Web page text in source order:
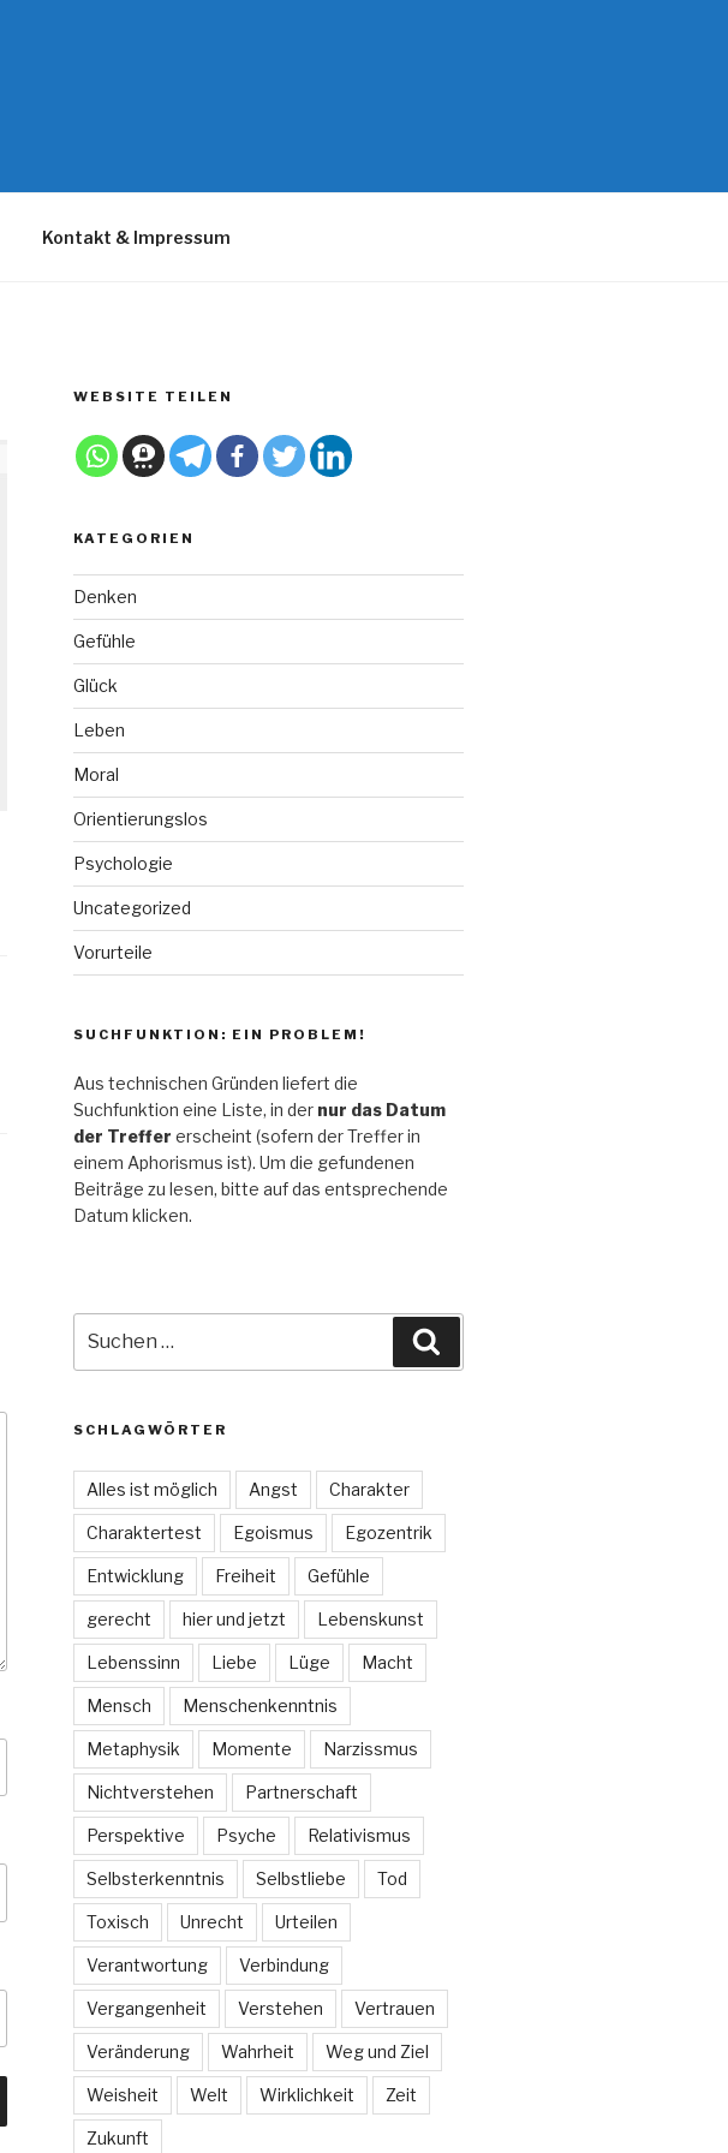
Kontakt & Impressum
WEBSITE TEILEN
KATEGORIEN
Denken
Gefühle
Glück
Leben
Moral
Orientierungslos
Psychologie
Uncategorized
Vorurteile
SUCHFUNKTION: EIN PROBLEM!
Aus technischen Gründen liefert die
Suchfunktion eine Liste, in der nur das Datum
der Treffer erscheint (sofern der Treffer in
einem Aphorismus ist). Um die gefundenen
Beiträge zu lesen, bitte auf das entsprechende
Datum klicken.
nach:
SCHLAGWÖRTER
Alles ist möglich Angst Charakter
Charaktertest Egoismus Egozentrik
Entwicklung Freiheit Gefühle
gerecht hier und jetzt Lebenskunst
Lebenssinn Liebe Lüge Macht
Mensch Menschenkenntnis
Metaphysik Momente Narzissmus
Nichtverstehen Partnerschaft
Perspektive Psyche Relativismus
Selbsterkenntnis Selbstliebe Tod
Toxisch Unrecht Urteilen
Verantwortung Verbindung
Vergangenheit Verstehen Vertrauen
Veränderung Wahrheit Weg und Ziel
Weisheit Welt Wirklichkeit Zeit
Zukunft